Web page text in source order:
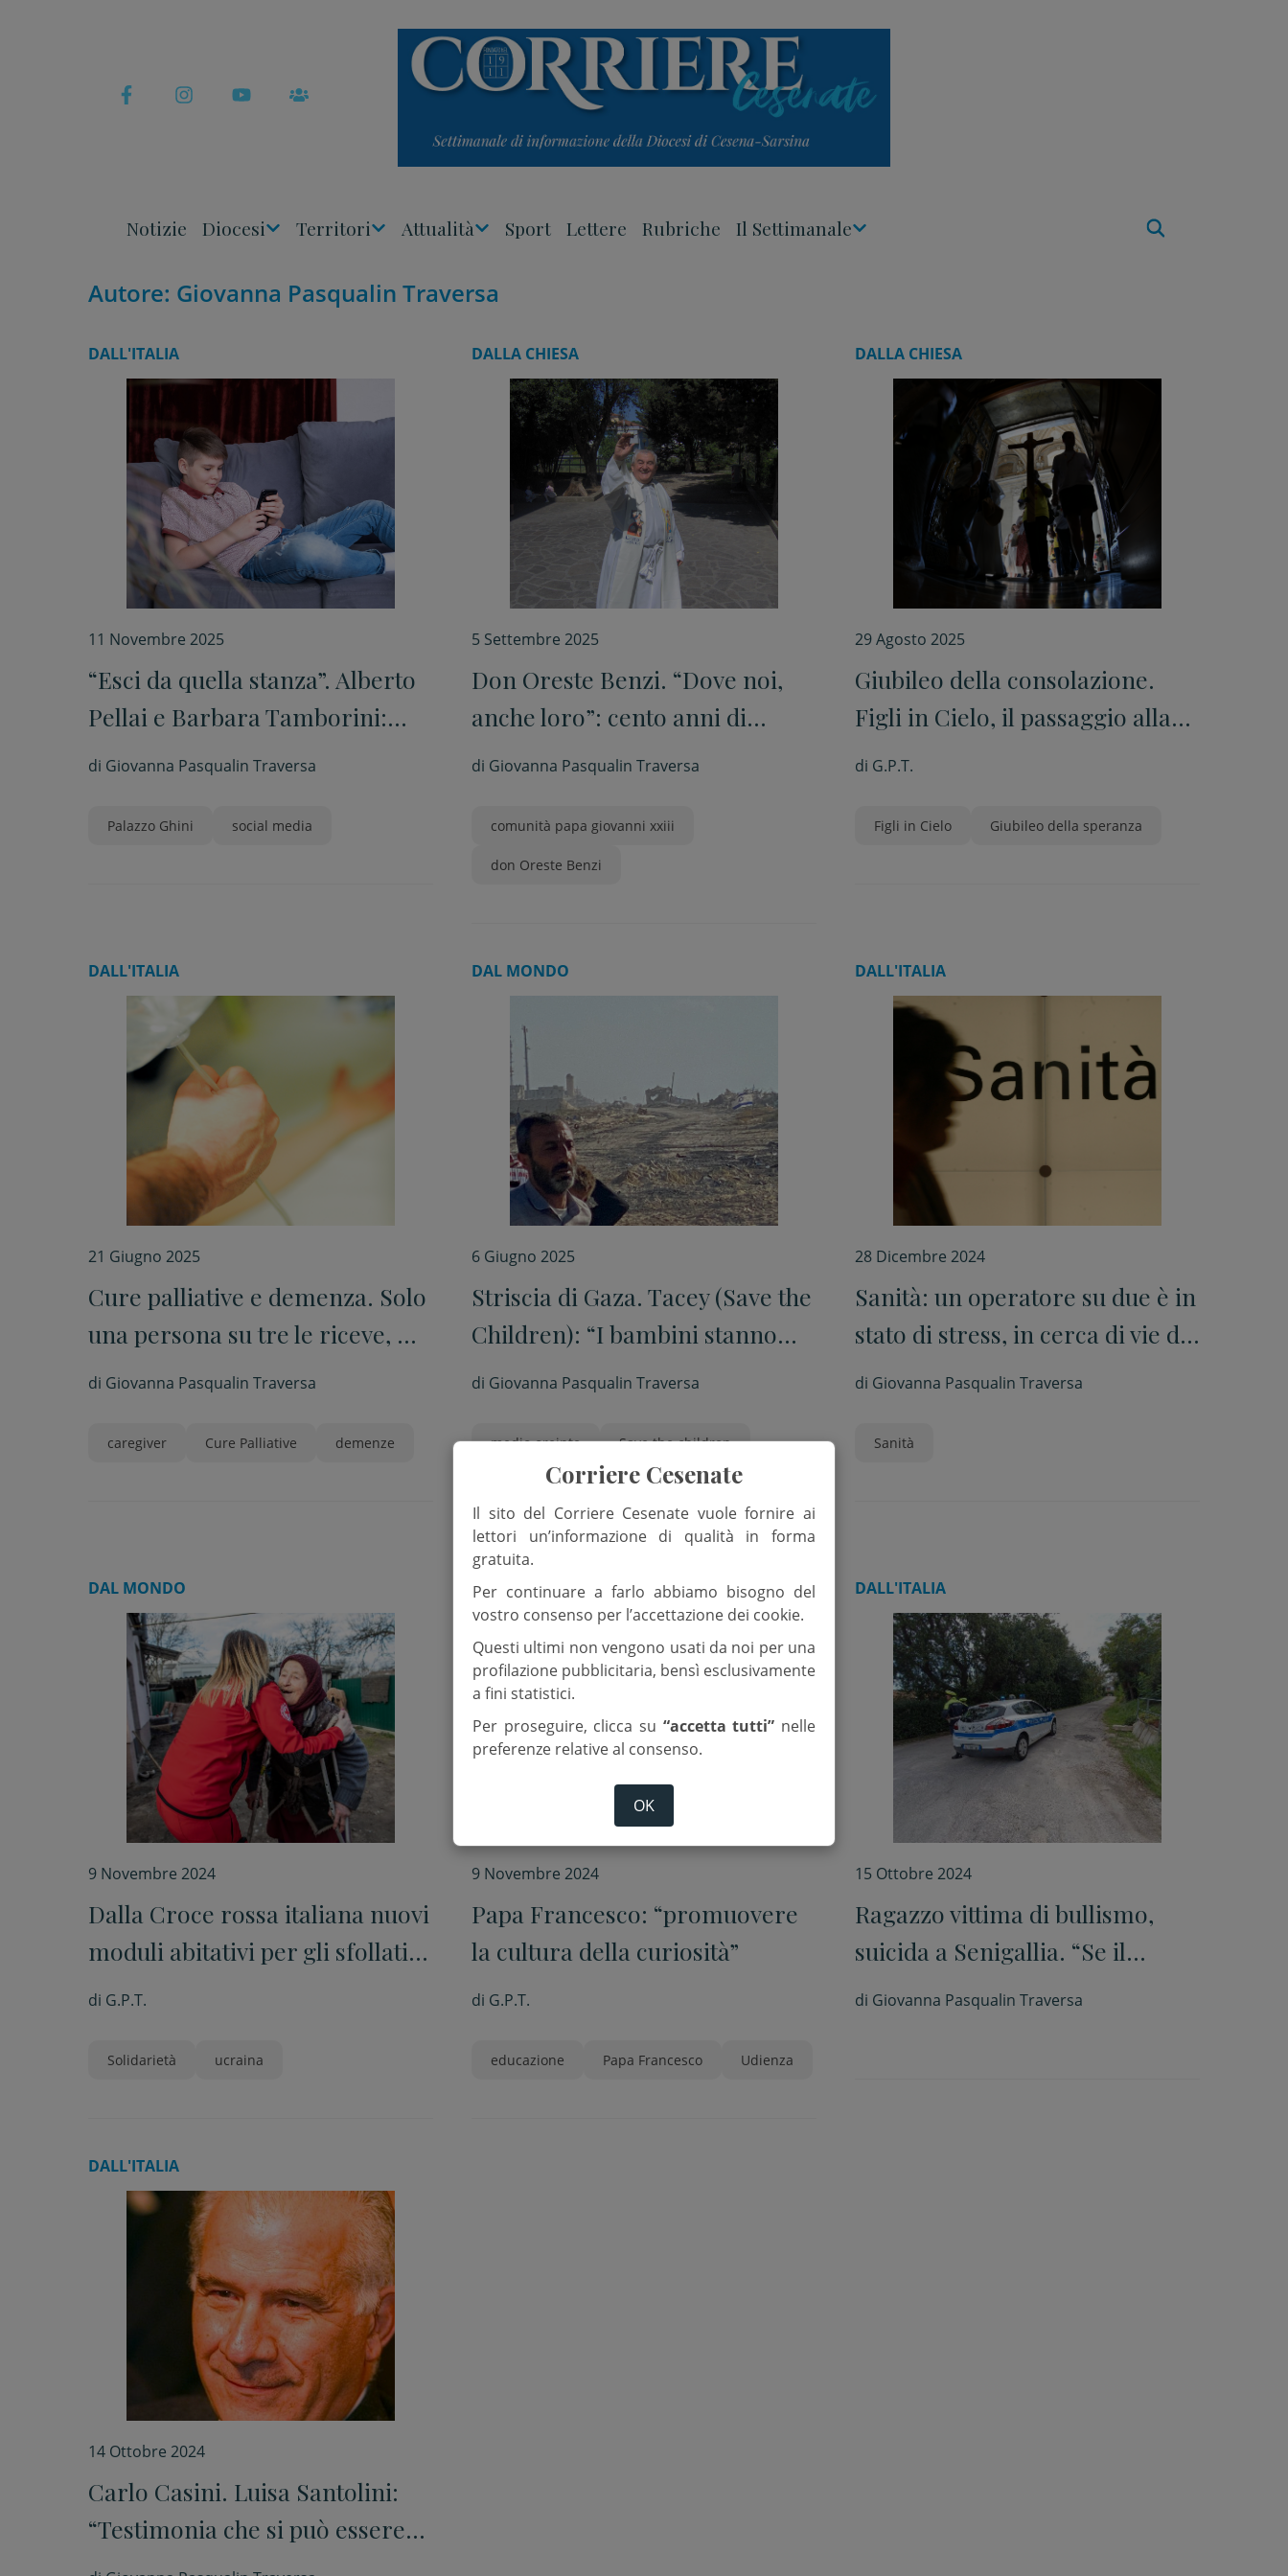
Notizie Diocesi Territori Attualità Sport Lettere Rubriche Il Settimanale
Autore: Giovanna Pasqualin Traversa
DALL'ITALIA
11 Novembre 2025
“Esci da quella stanza”. Alberto
Pellai e Barbara Tamborini:
“Riportiamo i nostri figli nella
di Giovanna Pasqualin Traversa
Palazzo Ghini social media
DALLA CHIESA
5 Settembre 2025
Don Oreste Benzi. “Dove noi,
anche loro”: cento anni di
rivoluzione gentile
di Giovanna Pasqualin Traversa
comunità papa giovanni xxiii
don Oreste Benzi
DALLA CHIESA
29 Agosto 2025
Giubileo della consolazione.
Figli in Cielo, il passaggio alla
Porta Santa e la veglia con il
di G.P.T.
Figli in Cielo Giubileo della speranza
DALL'ITALIA
21 Giugno 2025
Cure palliative e demenza. Solo
una persona su tre le riceve, ma
il bisogno è crescente e diffuso
di Giovanna Pasqualin Traversa
caregiver Cure Palliative demenze
DAL MONDO
6 Giugno 2025
Striscia di Gaza. Tacey (Save the
Children): “I bambini stanno
vivendo un film dell’orrore”
di Giovanna Pasqualin Traversa
medio oreinte Save the children
striscia di gaza
DALL'ITALIA
28 Dicembre 2024
Sanità: un operatore su due è in
stato di stress, in cerca di vie di
fuga dal sistema sanitario
di Giovanna Pasqualin Traversa
Sanità
DAL MONDO
9 Novembre 2024
Dalla Croce rossa italiana nuovi
moduli abitativi per gli sfollati
ucraini
di G.P.T.
Solidarietà ucraina
DALLA CHIESA
9 Novembre 2024
Papa Francesco: “promuovere
la cultura della curiosità”
di G.P.T.
educazione Papa Francesco Udienza
DALL'ITALIA
15 Ottobre 2024
Ragazzo vittima di bullismo,
suicida a Senigallia. “Se il
disumano abita l’umano”. Parla
di Giovanna Pasqualin Traversa
DALL'ITALIA
14 Ottobre 2024
Carlo Casini. Luisa Santolini:
“Testimonia che si può essere
santi anche facendo politica”
Corriere Cesenate
Il sito del Corriere Cesenate vuole fornire ai
lettori un’informazione di qualità in forma
gratuita.
Per continuare a farlo abbiamo bisogno del
vostro consenso per l’accettazione dei cookie.
Questi ultimi non vengono usati da noi per una
profilazione pubblicitaria, bensì esclusivamente
a fini statistici.
Per proseguire, clicca su “accetta tutti” nelle
preferenze relative al consenso.
OK